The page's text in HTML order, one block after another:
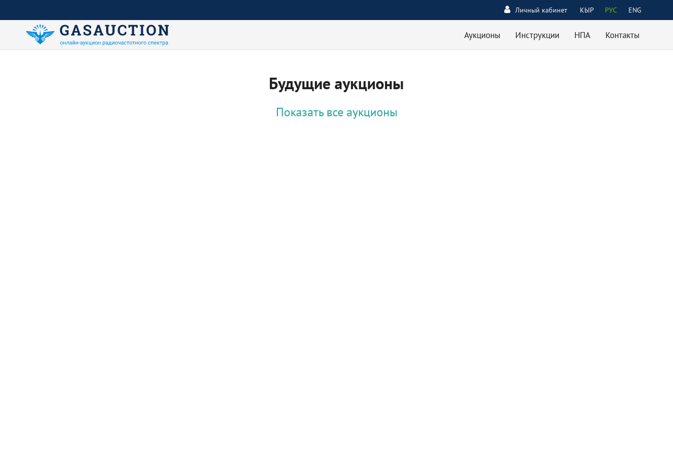
КЫР РУС ENG
Личный кабинет
Аукционы Инструкции НПА Контакты
Будущие аукционы
Показать все аукционы